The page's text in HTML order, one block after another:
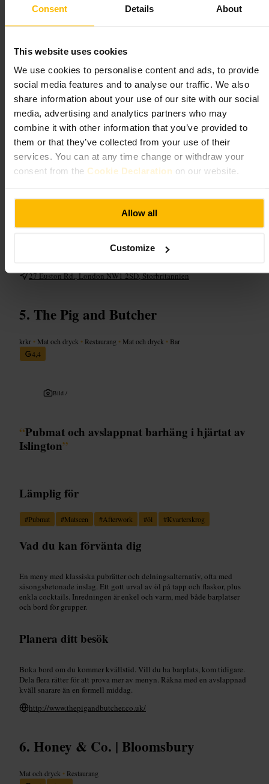
Consent Details About
This website uses cookies
We use cookies to personalise content and ads, to provide
social media features and to analyse our traffic. We also
share information about your use of our site with our social
media, advertising and analytics partners who may
combine it with other information that you’ve provided to
them or that they’ve collected from your use of their
services. You can at any time change or withdraw your
consent from the Cookie Declaration on our website.
Allow all
Customize
Vad du kan förvänta dig
En rak och funktionell restaurangupplevelse. Bord för par och större
sällskap. Vänlig, effektiv personal. Menyn rymmer alternativen som
funkar för både snabba luncher och sittande middagar. Lokalen lämpar
sig för familjer och affärssamtal.
Planera ditt besök
Boka bord om ni kommer kvällstid eller är flera. Kolla menyn online
större sällskap för att undvika väntan.
27 Euston Rd., London NW1 2SD, Storbritannien
The Pig and Butcher
krkr • Mat och dryck • Restaurang • Mat och dryck • Bar
4,4
Bild /
“Pubmat och avslappnat barhäng i hjärtat av
Islington”
Lämplig för
#Pubmat #Matscen #Afterwork #öl #Kvarterskrog
Vad du kan förvänta dig
En meny med klassiska pubrätter och delningsalternativ, ofta med
säsongsbetonade inslag. Ett gott urval av öl på tapp och flaskor, plus
enkla cocktails. Inredningen är enkel och varm, med både barplatser
och bord för grupper.
Planera ditt besök
Boka bord om du kommer kvällstid. Vill du ha barplats, kom tidigare.
Dela flera rätter för att prova mer av menyn. Räkna med en avslappnad
kväll snarare än en formell middag.
http://www.thepigandbutcher.co.uk/
Honey & Co. | Bloomsbury
Mat och dryck • Restaurang